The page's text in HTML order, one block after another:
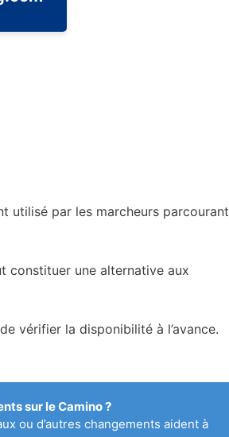
utilisé par les marcheurs parcourant
constituer une alternative aux
vérifier la disponibilité à l’avance.
sur le Camino ?
ou d’autres changements aident à